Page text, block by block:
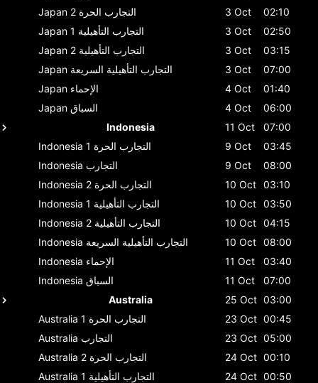
Japan
التجارب الحرة 2 3 Oct
02:10
Japan
التجارب التأهيلية 1 3 Oct
02:50
Japan
التجارب التأهيلية 2 3 Oct
03:15
Japan التجارب التأهيلية السريعة 3 Oct
07:00
Japan الإحماء 4 Oct
01:40
Japan السباق 4 Oct
06:00
Indonesia
11 Oct
07:00
Indonesia
التجارب الحرة 1 9 Oct
03:45
Indonesia التجارب 9 Oct
08:00
Indonesia
التجارب الحرة 2 10 Oct 03:10
Indonesia
التجارب التأهيلية 1 10 Oct 03:50
Indonesia
التجارب التأهيلية 2 10 Oct 04:15
Indonesia التجارب التأهيلية السريعة 10 Oct 08:00
Indonesia الإحماء 11 Oct
03:40
Indonesia السباق 11 Oct
07:00
Australia
25 Oct 03:00
Australia
التجارب الحرة 1 23 Oct 00:45
Australia التجارب 23 Oct 05:00
Australia
التجارب الحرة 2 24 Oct 00:10
Australia
التجارب التأهيلية 1 24 Oct 00:50